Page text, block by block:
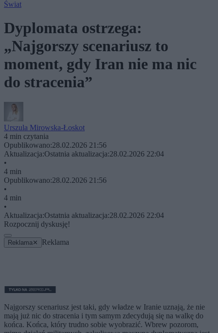
Świat
Dyplomata ostrzega:
„Najgorszy scenariusz to
moment, gdy Iran nie ma nic
do stracenia”
Urszula Mirowska-Łoskot
4 min czytania
Opublikowano:28.02.2026 21:56
Aktualizacja:Ostatnia aktualizacja:28.02.2026 22:04
•
4 min
Opublikowano:28.02.2026 21:56
•
4 min
•
Aktualizacja:Ostatnia aktualizacja:28.02.2026 22:04
Rozpocznij dyskusję!
Reklama ✕ Reklama
Najgorszy scenariusz jest taki, gdy władze w Iranie uznają, że nie
mają już nic do stracenia i tym samym zdecydują się na walkę do
końca. Końca, który trudno sobie wyobrazić. Wbrew pozorom,